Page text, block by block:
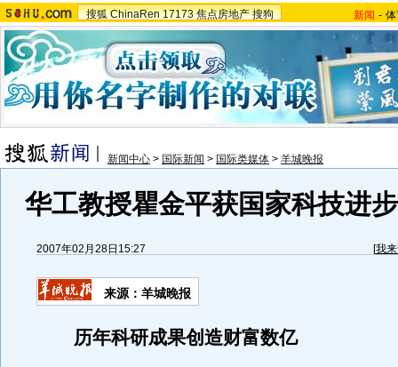
搜狐 ChinaRen 17173 焦点房地产 搜狗 新闻 -
新闻中心 > 国际新闻 > 国际类媒体 > 羊城晚报
华工教授瞿金平获国家科技进
2007年02月28日15:27 [我
来源：羊城晚报
历年科研成果创造财富数亿